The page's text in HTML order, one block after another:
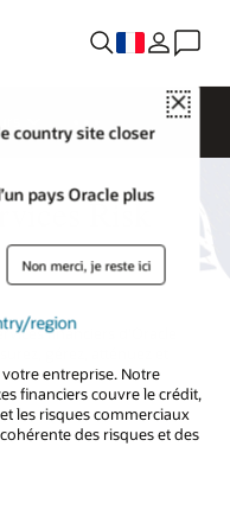
Close
country site closer
pays Oracle plus
Non merci, je reste ici
region
Risk
financiers d'Oracle
gérez, atténuez et
entreprise. Notre
financiers couvre le crédit,
les risques commerciaux
des risques et des